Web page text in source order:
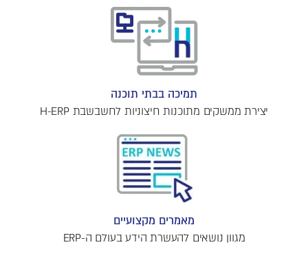
תמיכה בבתי תוכנה
יצירת ממשקים מתוכנות חיצוניות לחשבשבת H-ERP
מאמרים מקצועיים
מגוון נושאים להעשרת הידע בעולם ה-ERP